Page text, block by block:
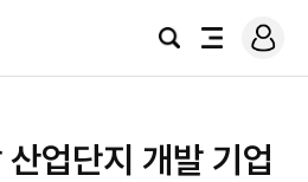
검
전
로
그
업단지 개발 기업